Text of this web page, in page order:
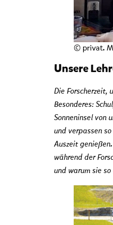
© privat.
Unsere
Die Forscherzeit,
Besonderes:
Sonneninsel von
und verpassen
Auszeit
während der
und warum sie